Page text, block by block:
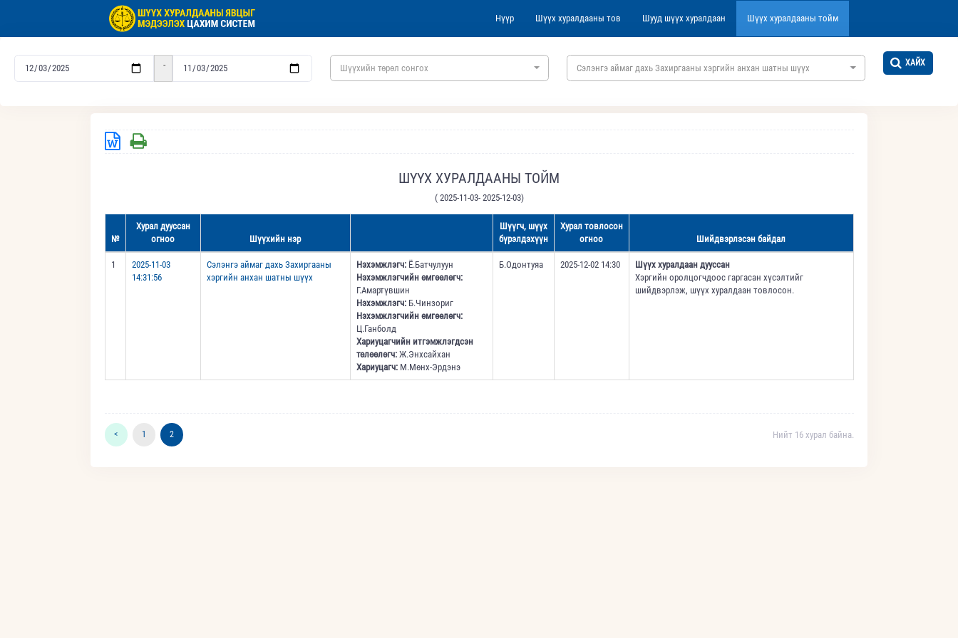
Нүүр Шүүх хуралдааны тов Шууд шүүх хуралдаан Шүүх хуралдааны тойм
- Шүүхийн төрөл сонгох Сэлэнгэ аймаг дахь Захиргааны хэргийн анхан шатны шүүх
ХАЙХ
ШҮҮХ ХУРАЛДААНЫ ТОЙМ
( 2025-11-03- 2025-12-03)
№
Хурал дууссан
огноо
Шүүхийн нэр
Шүүгч, шүүх
бүрэлдэхүүн
Хурал товлосон
огноо
Шийдвэрлэсэн байдал
1
2025-11-03
14:31:56
Сэлэнгэ аймаг дахь Захиргааны
хэргийн анхан шатны шүүх
Нэхэмжлэгч:Ё.Батчулуун
Нэхэмжлэгчийн өмгөөлөгч:
Г.Амартүвшин
Нэхэмжлэгч:Б.Чинзориг
Нэхэмжлэгчийн өмгөөлөгч:
Ц.Ганболд
Хариуцагчийн итгэмжлэгдсэн
төлөөлөгч:Ж.Энхсайхан
Хариуцагч:М.Мөнх-Эрдэнэ
Б.Одонтуяа 2025-12-02 14:30
Шүүх хуралдаан дууссан
Хэргийн оролцогчдоос гаргасан хүсэлтийг
шийдвэрлэж, шүүх хуралдаан товлосон.
< 1 2 Нийт 16 хурал байна.